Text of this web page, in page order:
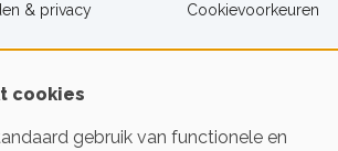
& privacy Cookievoorkeuren
HIER
cookies
gebruik van functionele en